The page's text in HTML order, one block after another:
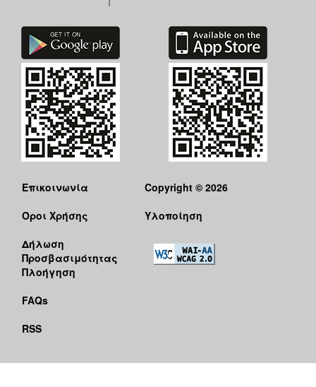
Επικοινωνία
Όροι Χρήσης
Δήλωση
Προσβασιμότητας
Πλοήγηση
FAQs
RSS
Copyright © 2026
Υλοποίηση